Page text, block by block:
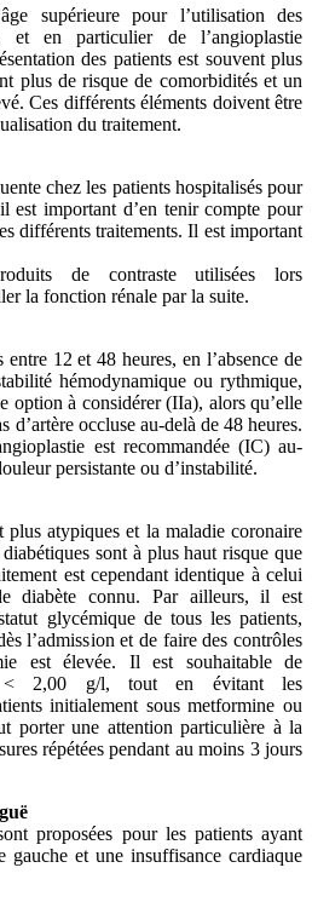
supérieure pour l’utilisation des
et en particulier de l’angioplastie
des patients est souvent plus
plus de risque de comorbidités et un
Ces différents éléments doivent être
du traitement.
chez les patients hospitalisés pour
est important d’en tenir compte pour
différents traitements. Il est important
de contraste utilisées lors
la fonction rénale par la suite.
12 et 48 heures, en l’absence de
hémodynamique ou rythmique,
option à considérer (IIa), alors qu’elle
d’artère occluse au-delà de 48 heures.
est recommandée (IC) au-
persistante ou d’instabilité.
plus atypiques et la maladie coronaire
sont à plus haut risque que
est cependant identique à celui
diabète connu. Par ailleurs, il est
glycémique de tous les patients,
l’admission et de faire des contrôles
est élevée. Il est souhaitable de
< 2,00 g/l, tout en évitant les
initialement sous metformine ou
porter une attention particulière à la
répétées pendant au moins 3 jours
proposées pour les patients ayant
gauche et une insuffisance cardiaque